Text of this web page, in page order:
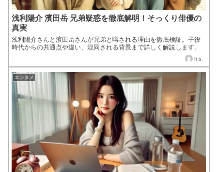
浅利陽介 濱田岳 兄弟疑惑を徹底解明！そっくり俳優の
真実
浅利陽介さんと濱田岳さんが兄弟と噂される理由を徹底検証。子役
時代からの共通点や違い、混同される背景まで詳しく解説します。
h.s.
エンタメ